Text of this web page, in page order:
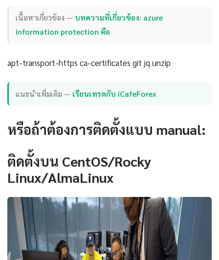
เนื้อหาเกี่ยวข้อง — บทความที่เกี่ยวข้อง: azure
information protection คือ
apt-transport-https ca-certificates git jq unzip
แนะนำเพิ่มเติม — เรียนเทรดกับ iCafeForex
หรือถ้าต้องการติดตั้งแบบ manual:
ติดตั้งบน CentOS/Rocky
Linux/AlmaLinux